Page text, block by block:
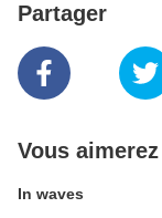
Partager
Vous
In waves